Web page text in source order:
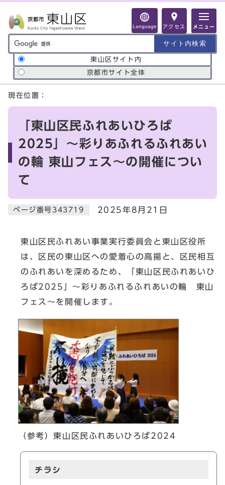
Language アクセス メニュー
サイト内検索の範囲
東山区サイト内
京都市サイト全体
ここから本文です
現在位置：
「東山区民ふれあいひろば
2025」～彩りあふれるふれあい
の輪 東山フェス～の開催につい
て
ページ番号343719 2025年8月21日
東山区民ふれあい事業実行委員会と東山区役所
は、区民の東山区への愛着心の高揚と、区民相互
のふれあいを深めるため、「東山区民ふれあいひ
ろば2025」～彩りあふれるふれあいの輪 東山
フェス～を開催します。
（参考）東山区民ふれあいひろば2024
チラシ